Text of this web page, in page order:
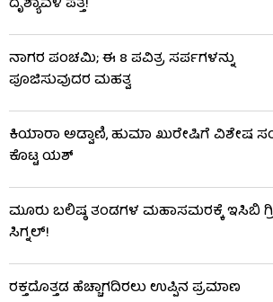
ನಾಗರ ಪಂಚಮಿ; ಈ 8 ಪವಿತ್ರ ಸರ್ಪಗಳನ್ನು
ಪೂಜಿಸುವುದರ ಮಹತ್ವ
ಕಿಯಾರಾ ಅಡ್ವಾಣಿ, ಹುಮಾ ಖುರೇಷಿಗೆ ವಿಶೇಷ
ಕೊಟ್ಟ ಯಶ್
ಮೂರು ಬಲಿಷ್ಠ ತಂಡಗಳ ಮಹಾಸಮರಕ್ಕೆ ಇಸಿಬಿ
ಸಿಗ್ನಲ್!
ರಕ್ತದೊತ್ತಡ ಹೆಚ್ಚಾಗದಿರಲು ಉಪ್ಪಿನ ಪ್ರಮಾಣ